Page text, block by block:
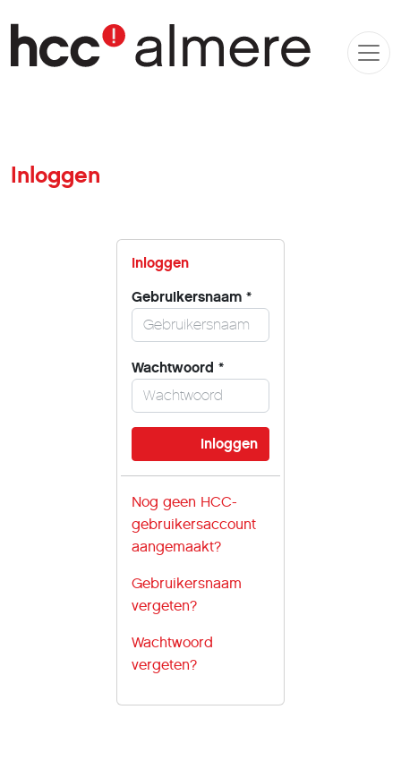
Inloggen
Inloggen
Gebruikersnaam *
Wachtwoord *
Nog geen HCC-
gebruikersaccount
aangemaakt?
Gebruikersnaam
vergeten?
Wachtwoord
vergeten?